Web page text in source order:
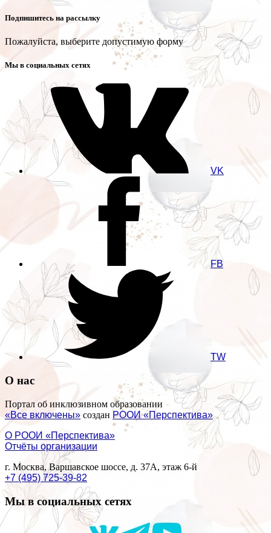
Подпишитесь на рассылку
Пожалуйста, выберите допустимую форму
Мы в социальных сетях
VK
FB
TW
О нас
Портал об инклюзивном образовании
«Все включены» создан РООИ «Перспектива»
О РООИ «Перспектива»
Отчёты организации
г. Москва, Варшавское шоссе, д. 37А, этаж 6-й
+7 (495) 725-39-82
Мы в социальных сетях